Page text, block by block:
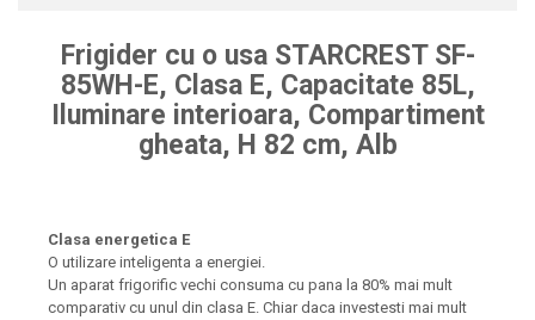
Frigider cu o usa STARCREST SF-
85WH-E, Clasa E, Capacitate 85L,
Iluminare interioara, Compartiment
gheata, H 82 cm, Alb
Clasa energetica E
O utilizare inteligenta a energiei.
Un aparat frigorific vechi consuma cu pana la 80% mai mult
comparativ cu unul din clasa E. Chiar daca investesti mai mult